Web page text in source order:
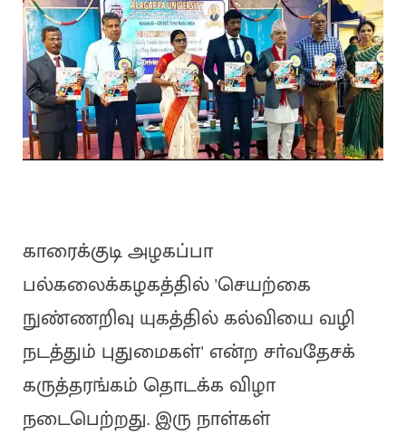
காரைக்குடி அழகப்பா
பல்கலைக்கழகத்தில் 'செயற்கை
நுண்ணறிவு யுகத்தில் கல்வியை வழி
நடத்தும் புதுமைகள்' என்ற சா்வதேசக்
கருத்தரங்கம் தொடக்க விழா
நடைபெற்றது. இரு நாள்கள்